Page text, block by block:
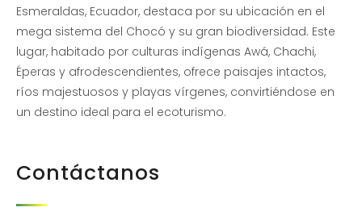
Esmeraldas, Ecuador, destaca por su ubicación en el
mega sistema del Chocó y su gran biodiversidad. Este
lugar, habitado por culturas indígenas Awá, Chachi,
Éperas y afrodescendientes, ofrece paisajes intactos,
ríos majestuosos y playas vírgenes, convirtiéndose en
un destino ideal para el ecoturismo.
Contáctanos